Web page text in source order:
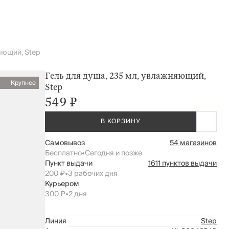
Step
Крупнее
Гель для душа, 235 мл, увлажняющий,
Step
549 ₽
В КОРЗИНУ
Самовывоз
54 магазинов
Бесплатно•Сегодня и позже
Пункт выдачи
1611 пунктов выдачи
200 ₽•3 рабочих дня
Курьером
300 ₽•2 дня
Линия
Step